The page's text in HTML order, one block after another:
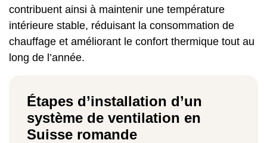
contribuent ainsi à maintenir une température
intérieure stable, réduisant la consommation de
chauffage et améliorant le confort thermique tout au
long de l’année.
Étapes d’installation d’un
système de ventilation en
Suisse romande